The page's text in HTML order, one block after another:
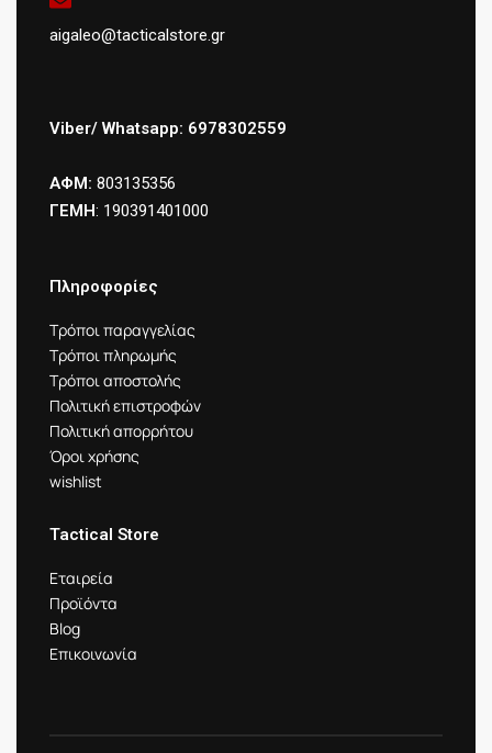
aigaleo@tacticalstore.gr
Viber/ Whatsapp: 6978302559
ΑΦΜ: 803135356
ΓΕΜΗ: 190391401000
Πληροφορίες
Τρόποι παραγγελίας
Τρόποι πληρωμής
Τρόποι αποστολής
Πολιτική επιστροφών
Πολιτική απορρήτου
Όροι χρήσης
wishlist
Tactical Store
Εταιρεία
Προϊόντα
Blog
Επικοινωνία